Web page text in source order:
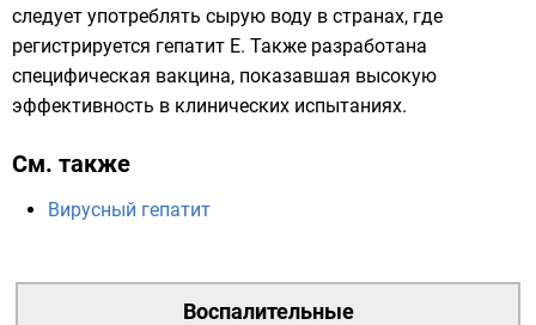
следует употреблять сырую воду в странах, где
регистрируется гепатит E. Также разработана
специфическая вакцина, показавшая высокую
эффективность в клинических испытаниях.
См. также
Вирусный гепатит
Воспалительные